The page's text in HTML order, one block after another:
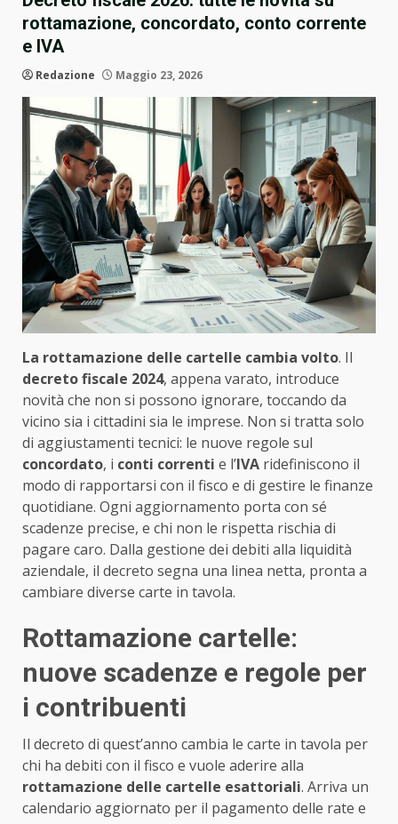
rottamazione, concordato, conto corrente
e IVA
Redazione Maggio 23, 2026
La rottamazione delle cartelle cambia volto. Il
decreto fiscale 2024, appena varato, introduce
novità che non si possono ignorare, toccando da
vicino sia i cittadini sia le imprese. Non si tratta solo
di aggiustamenti tecnici: le nuove regole sul
concordato, i conti correnti e l’IVA ridefiniscono il
modo di rapportarsi con il fisco e di gestire le finanze
quotidiane. Ogni aggiornamento porta con sé
scadenze precise, e chi non le rispetta rischia di
pagare caro. Dalla gestione dei debiti alla liquidità
aziendale, il decreto segna una linea netta, pronta a
cambiare diverse carte in tavola.
Rottamazione cartelle:
nuove scadenze e regole per
i contribuenti
Il decreto di quest’anno cambia le carte in tavola per
chi ha debiti con il fisco e vuole aderire alla
rottamazione delle cartelle esattoriali. Arriva un
calendario aggiornato per il pagamento delle rate e